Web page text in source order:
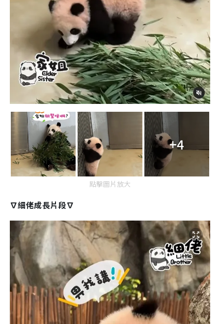
+4
點擊圖片放大
∇細佬成長片段∇